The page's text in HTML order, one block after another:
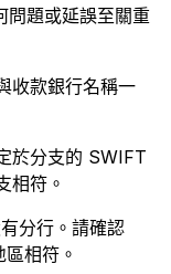
問題或延誤至關重
收款銀行名稱一
於分支的 SWIFT
相符。
分行。請確認
相符。